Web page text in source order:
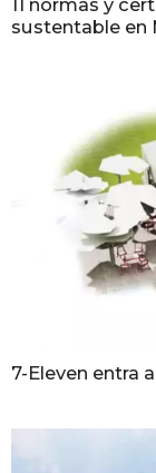
11 normas y
sustentable en
7-Eleven entra